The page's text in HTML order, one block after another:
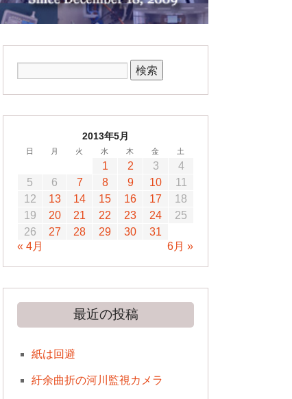
2013年5月
日 月 火 水 木 金 土
1 2 3
4
5
6 7 8 9 10
11
12
13 14 15 16 17
18
19
20 21 22 23 24
25
26
27 28 29 30
31
« 4月
6月 »
最近の投稿
紙は回避
紆余曲折の河川監視カメラ